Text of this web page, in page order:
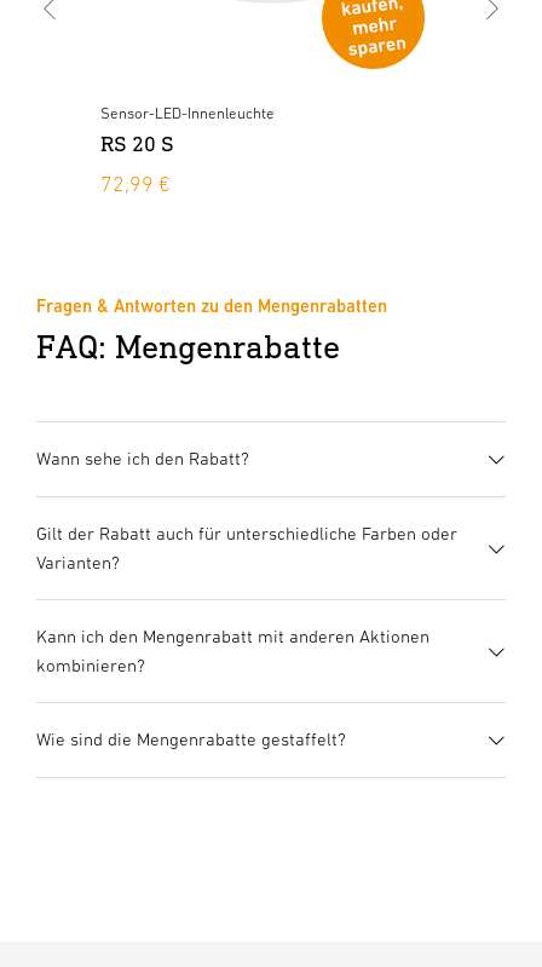
Sensor-LED-Innenleuchte
RS 20 S
72,99 €
Fragen & Antworten zu den Mengenrabatten
FAQ: Mengenrabatte
Wann sehe ich den Rabatt?
Der Rabatt wird automatisch im Warenkorb
angezeigt, sobald du mehrere identische
Gilt der Rabatt auch für unterschiedliche Farben oder
Varianten?
Nein, die Staffelrabatte gelten für identische
Varianten desselben Produkts.
Kann ich den Mengenrabatt mit anderen Aktionen
kombinieren?
Nein, der Mengenrabatt ist nicht mit Gutscheinen,
Wie sind die Mengenrabatte gestaffelt?